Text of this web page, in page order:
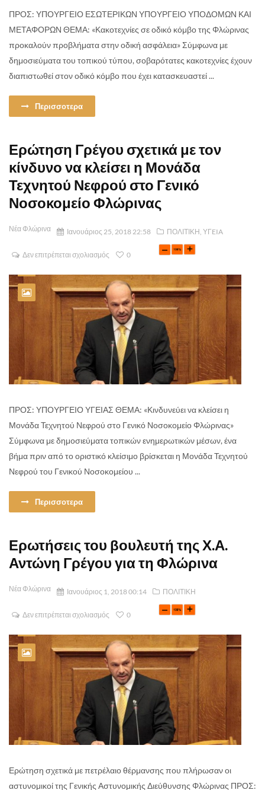
ΠΡΟΣ: ΥΠΟΥΡΓΕΙΟ ΕΣΩΤΕΡΙΚΩΝ ΥΠΟΥΡΓΕΙΟ ΥΠΟΔΟΜΩΝ ΚΑΙ
ΜΕΤΑΦΟΡΩΝ ΘΕΜΑ: «Κακοτεχνίες σε οδικό κόμβο της Φλώρινας
προκαλούν προβλήματα στην οδική ασφάλεια» Σύμφωνα με
δημοσιεύματα του τοπικού τύπου, σοβαρότατες κακοτεχνίες έχουν
διαπιστωθεί στον οδικό κόμβο που έχει κατασκευαστεί ...
Περισσοτερα
Ερώτηση Γρέγου σχετικά με τον
κίνδυνο να κλείσει η Μονάδα
Τεχνητού Νεφρού στο Γενικό
Νοσοκομείο Φλώρινας
Νέα Φλώρινα Ιανουάριος 25, 2018 22:58 ΠΟΛΙΤΙΚΗ ΥΓEIA
Δεν επιτρέπεται σχολιασμός 0
ΠΡΟΣ: ΥΠΟΥΡΓΕΙΟ ΥΓΕΙΑΣ ΘΕΜΑ: «Κινδυνεύει να κλείσει η
Μονάδα Τεχνητού Νεφρού στο Γενικό Νοσοκομείο Φλώρινας»
Σύμφωνα με δημοσιεύματα τοπικών ενημερωτικών μέσων, ένα
βήμα πριν από το οριστικό κλείσιμο βρίσκεται η Μονάδα Τεχνητού
Νεφρού του Γενικού Νοσοκομείου ...
Περισσοτερα
Ερωτήσεις του βουλευτή της Χ.Α.
Αντώνη Γρέγου για τη Φλώρινα
Νέα Φλώρινα Ιανουάριος 1, 2018 00:14 ΠΟΛΙΤΙΚΗ
Δεν επιτρέπεται σχολιασμός 0
Ερώτηση σχετικά με πετρέλαιο θέρμανσης που πλήρωσαν οι
αστυνομικοί της Γενικής Αστυνομικής Διεύθυνσης Φλώρινας ΠΡΟΣ: